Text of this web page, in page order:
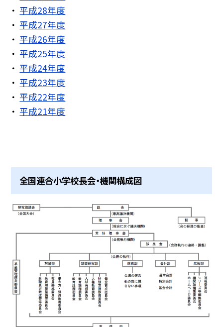
平成28年度
平成27年度
平成26年度
平成25年度
平成24年度
平成23年度
平成22年度
平成21年度
全国連合小学校長会・機関構成図